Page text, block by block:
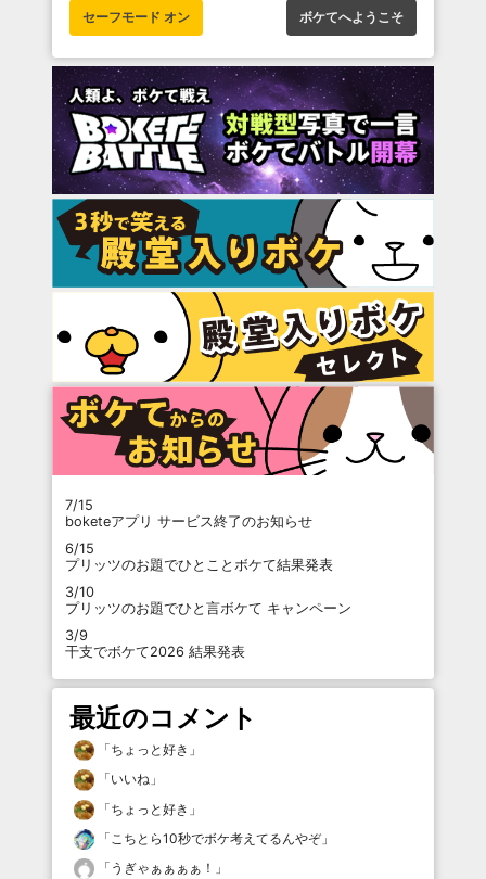
セーフモード オン ボケてへようこそ
7/15
boketeアプリ サービス終了のお知らせ
6/15
プリッツのお題でひとことボケて結果発表
3/10
プリッツのお題でひと言ボケて キャンペーン
3/9
干支でボケて2026 結果発表
最近のコメント
「ちょっと好き 」
「いいね 」
「ちょっと好き 」
「 こちとら10秒でボケ考えてるんやぞ」
「 うぎゃぁぁぁぁ！ 」